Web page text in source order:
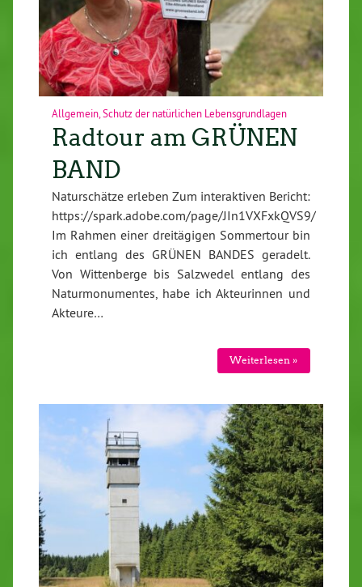
Allgemein,Schutz der natürlichen Lebensgrundlagen
Radtour am GRÜNEN
BAND
Naturschätze erleben Zum interaktiven Bericht:
https://spark.adobe.com/page/JIn1VXFxkQVS9/
Im Rahmen einer dreitägigen Sommertour bin
ich entlang des GRÜNEN BANDES geradelt.
Von Wittenberge bis Salzwedel entlang des
Naturmonumentes, habe ich Akteurinnen und
Akteure…
Weiterlesen »